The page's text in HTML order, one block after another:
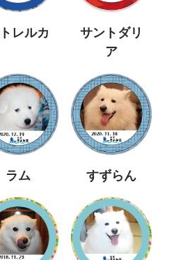
レルカ
サントダリ
ア
ラム すずらん